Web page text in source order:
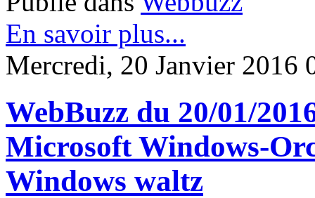
En savoir plus...
Mercredi, 20 Janvier 2016
WebBuzz du 20/01/
Microsoft Windows-
Windows waltz